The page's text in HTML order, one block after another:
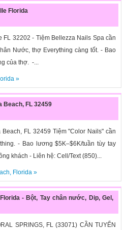
Florida
32202 - Tiệm Bellezza Nails Spa cần
Nước, thợ Everything càng tốt. - Bao
của thợ. -...
»
Beach, FL 32459
FL 32459 Tiệm "Color Nails" cần
- Bao lương $5K–$6K/tuần tùy tay
khách - Liên hệ: Cell/Text (850)...
, Florida»
- Bột, Tay chân nước, Dip, Gel,
SPRINGS, FL (33071) CẦN TUYỂN